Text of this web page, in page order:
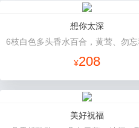
想你太深
¥208
美好祝福